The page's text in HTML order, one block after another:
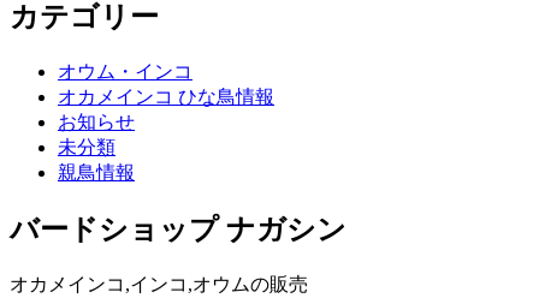
カテゴリー
オウム・インコ
オカメインコ ひな鳥情報
お知らせ
未分類
親鳥情報
バードショップ ナガシン
オカメインコ,インコ,オウムの販売